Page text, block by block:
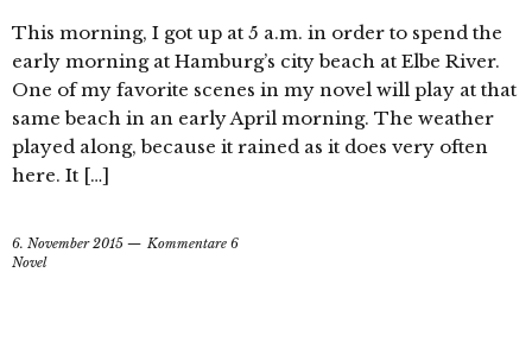
This morning, I got up at 5 a.m. in order to spend the
early morning at Hamburg’s city beach at Elbe River.
One of my favorite scenes in my novel will play at that
same beach in an early April morning. The weather
played along, because it rained as it does very often
here. It […]
6. November 2015
Kommentare 6
Novel